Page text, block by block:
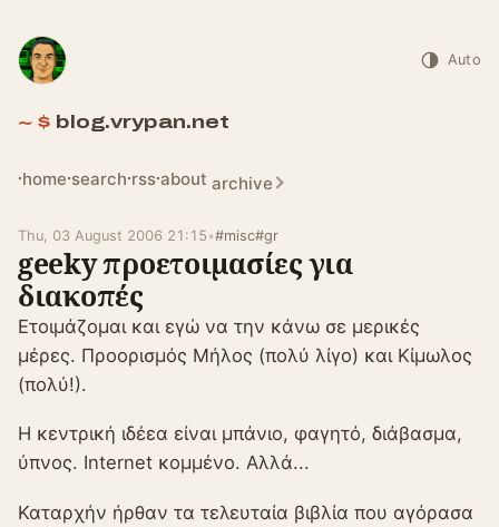
blog.vrypan.net
home search rss about archive
Auto
Thu, 03 August 2006 21:15 •#misc#gr
geeky προετοιμασίες για
διακοπές
Ετοιμάζομαι και εγώ να την κάνω σε μερικές
μέρες. Προορισμός Μήλος (πολύ λίγο) και Κίμωλος
(πολύ!).
Η κεντρική ιδέεα είναι μπάνιο, φαγητό, διάβασμα,
ύπνος. Internet κομμένο. Αλλά...
Καταρχήν ήρθαν τα τελευταία βιβλία που αγόρασα